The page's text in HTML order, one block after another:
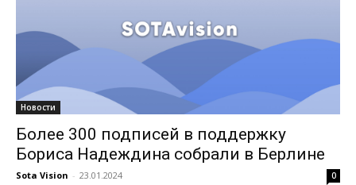
Новости
Более 300 подписей в поддержку
Бориса Надеждина собрали в Берлине
Sota Vision - 23.01.2024 0